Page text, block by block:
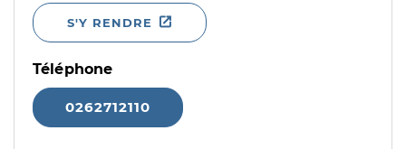
S'Y RENDRE
Téléphone
0262712110